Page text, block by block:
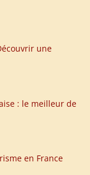
une
: le meilleur de
en France